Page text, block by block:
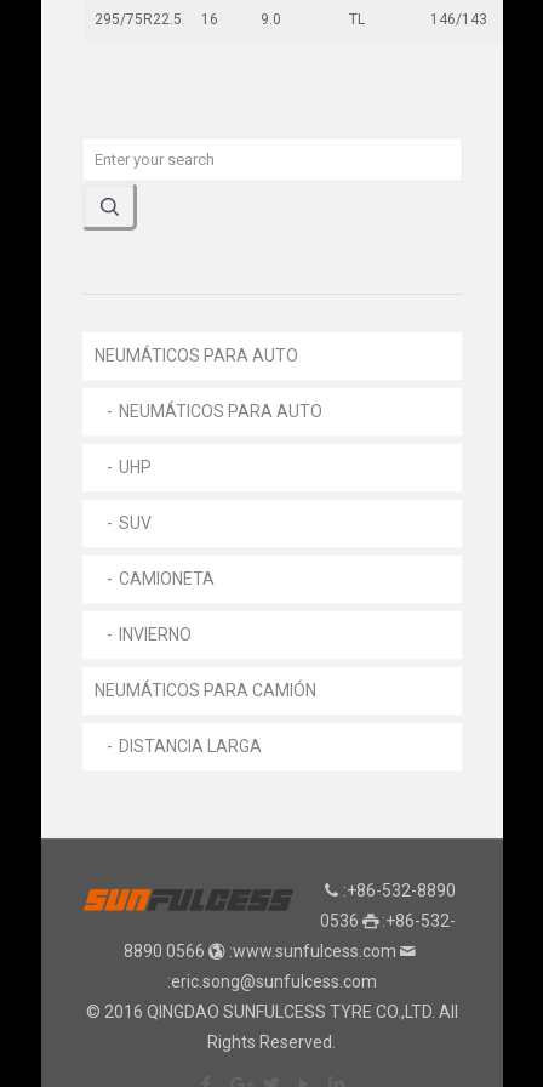
295/75R22.5 16 9.0 TL 146/143
NEUMÁTICOS PARA AUTO
NEUMÁTICOS PARA AUTO
UHP
SUV
CAMIONETA
INVIERNO
NEUMÁTICOS PARA CAMIÓN
DISTANCIA LARGA
:+86-532-8890
0536
:+86-532-
8890 0566
:www.sunfulcess.com
:eric.song@sunfulcess.com
© 2016 QINGDAO SUNFULCESS TYRE CO.,LTD. All
Rights Reserved.